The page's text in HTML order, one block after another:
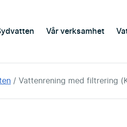
Vår verksamhet
Vattenrening med filtrering